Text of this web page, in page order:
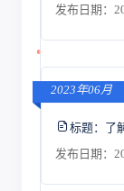
发布日期：
2023年06月
标题： 了
发布日期：